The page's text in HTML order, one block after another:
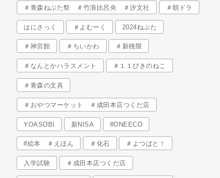
＃青森ねぶた祭 ＃竹浪比呂央 ＃汐文社 ＃朝ドラ
はにさっく ＃よむーく 2024ねぶた
＃神宮館 ＃ちいかわ ＃新桃限
＃なんとかハラスメント ＃１１ぴきのねこ
＃青森の文具
＃おやつマーケット ＃成田本店つくだ店
YOASOBI 新NISA #ONEECO
#絵本 ＃えほん ＃化石 ＃よつばと！
入学試験 ＃成田本店つくだ店